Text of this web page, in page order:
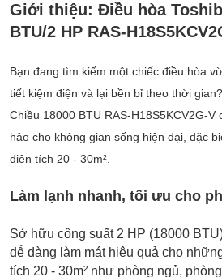
Giới thiệu: Điều hòa
BTU/2 HP RAS-
Bạn đang tìm kiếm một chiếc điều hòa
tiết kiệm điện và lại bền bỉ theo thời
Chiều 18000 BTU RAS-H18S5KCV2G-V
hảo cho không gian sống hiện đại, đặc
diện tích 20 - 30m².
Làm lạnh nhanh, tối ưu cho
Sở hữu công suất 2 HP (18000
dễ dàng làm mát hiệu quả cho
tích 20 - 30m² như phòng ngủ,